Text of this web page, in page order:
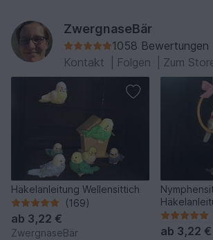
ZwergnaseBär
1058 Bewertungen
Kontakt
Folgen Zum
Häkelanleitung Wellensittich
(169)
ab 3,22 €
ZwergnaseBär ab 3,22 €